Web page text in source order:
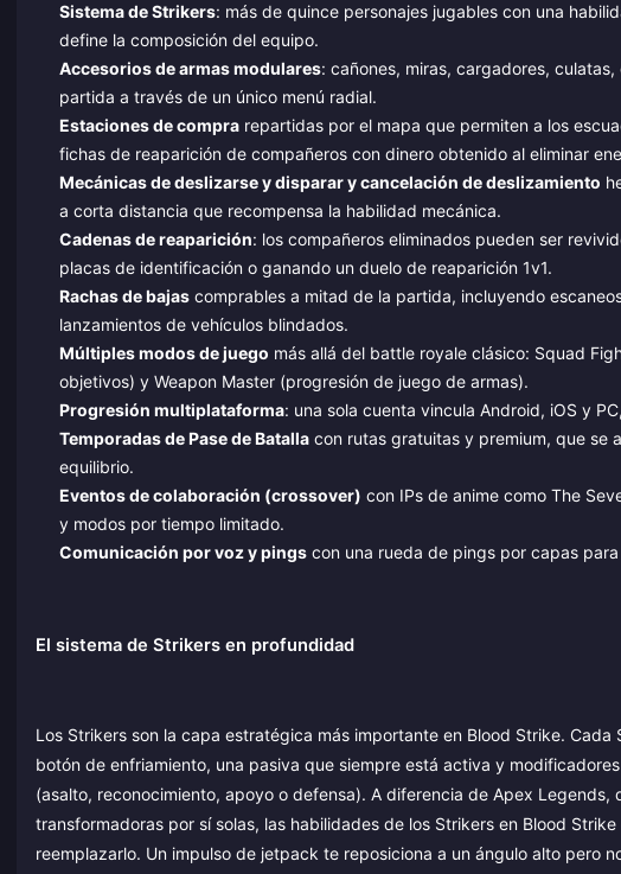
Sistema de Strikers: más de quince personajes jugables con una
define la composición del equipo.
Accesorios de armas modulares: cañones, miras, cargadores,
partida a través de un único menú radial.
Estaciones de comprarepartidas por el mapa que permiten a los
fichas de reaparición de compañeros con dinero obtenido al eliminar
Mecánicas de deslizarse y disparar y cancelación de deslizamiento
a corta distancia que recompensa la habilidad mecánica.
Cadenas de reaparición: los compañeros eliminados pueden ser
placas de identificación o ganando un duelo de reaparición 1v1.
Rachas de bajascomprables a mitad de la partida, incluyendo
lanzamientos de vehículos blindados.
Múltiples modos de juego más allá del battle royale clásico: Squad
objetivos) y Weapon Master (progresión de juego de armas).
Progresión multiplataforma: una sola cuenta vincula Android, iOS y
Temporadas de Pase de Batallacon rutas gratuitas y premium, que se
equilibrio.
Eventos de colaboración (crossover) con IPs de anime como The
y modos por tiempo limitado.
Comunicación por voz y pingscon una rueda de pings por capas
El sistema de Strikers en profundidad
Los Strikers son la capa estratégica más importante en Blood Strike.
botón de enfriamiento, una pasiva que siempre está activa y
(asalto, reconocimiento, apoyo o defensa). A diferencia de Apex
transformadoras por sí solas, las habilidades de los Strikers en Blood
reemplazarlo. Un impulso de jetpack te reposiciona a un ángulo alto pero